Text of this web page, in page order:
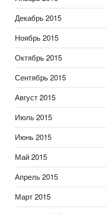
Декабрь 2015
Ноябрь 2015
Октябрь 2015
Сентябрь 2015
Август 2015
Июль 2015
Июнь 2015
Май 2015
Апрель 2015
Март 2015